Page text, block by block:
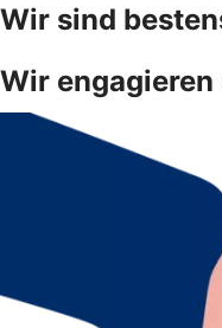
Wir sind
Wir